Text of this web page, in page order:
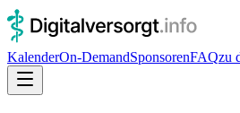
KalenderOn-DemandSponsorenFAQzu